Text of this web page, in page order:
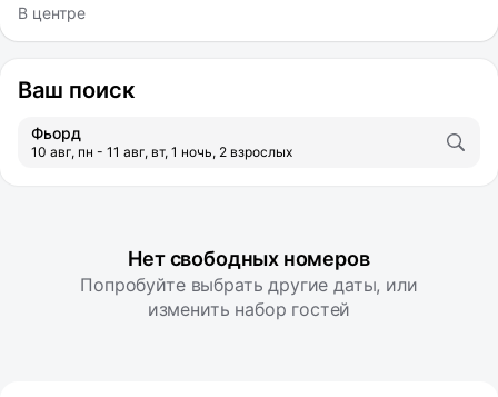
В центре
Ваш поиск
Фьорд
10 авг, пн - 11 авг, вт, 1 ночь, 2 взрослых
Нет свободных номеров
Попробуйте выбрать другие даты, или
изменить набор гостей